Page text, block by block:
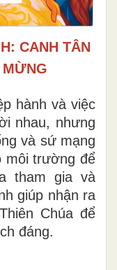
CANH TÂN
hành và việc
nhau, nhưng
và sứ mạng
môi trường để
tham gia và
giúp nhận ra
Chúa để
đáng.